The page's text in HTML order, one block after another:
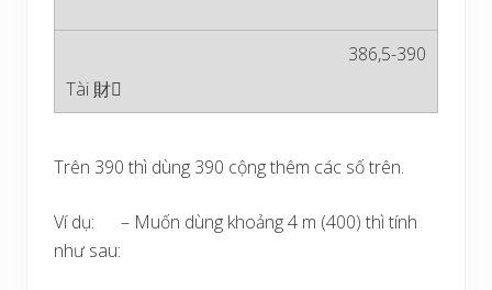
386,5-390
Trên 390 thì dùng 390 cộng thêm các số trên.
Ví dụ: – Muốn dùng khoảng 4 m (400) thì tính
như sau: